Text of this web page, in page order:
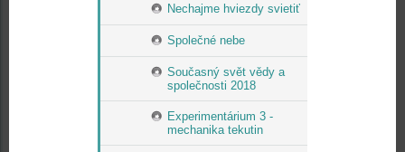
Nechajme hviezdy svietiť
Společné nebe
Současný svět vědy a
společnosti 2018
Experimentárium 3 -
mechanika tekutin